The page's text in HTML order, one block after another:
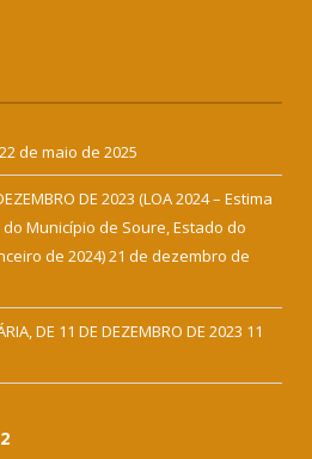
22 de maio de 2025
DE 2023 (LOA 2024 – Estima
Município de Soure, Estado do
de 2024)21 de dezembro de
DE 11 DE DEZEMBRO DE 2023 11